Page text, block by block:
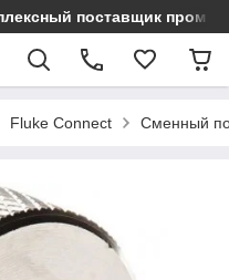
поставщик
Fluke Connect Сменный